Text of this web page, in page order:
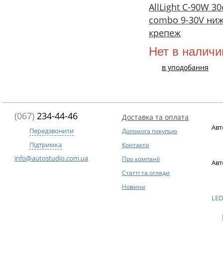
AllLight C-90W
combo 9-30V
крепеж
Нет в
в уподобання
(067) 234-44-46
Передзвонити
Підтримка
info@autostudio.com.ua
Доставка та оплата
Допомога покупцю
Контакти
Про компанії
Статті та огляди
Новини